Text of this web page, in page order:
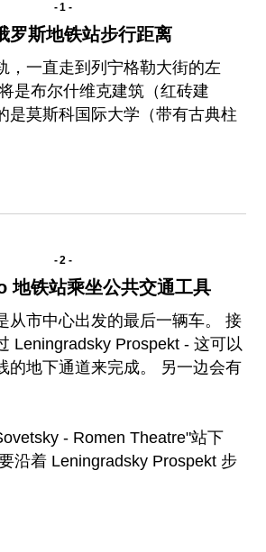
-1-
罗斯地铁站步行距离
，一直走到列宁格勒大街的左
是布尔什维克建筑（红砖建
是莫斯科国际大学（带有古典柱
-2-
地铁站乘坐公共交通工具
从市中心出发的最后一辆车。 接
Leningradsky Prospekt - 这可以
的地下通道来完成。 另一边会有
- Romen Theatre"站下
沿着 Leningradsky Prospekt 步